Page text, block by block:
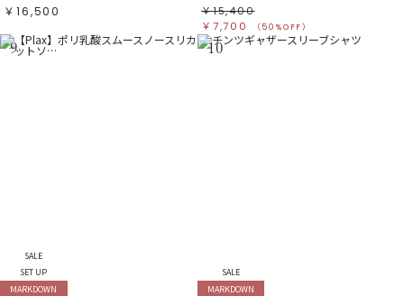
￥16,500
￥15,400
￥7,700
（50%OFF）
9
SALE
SET UP
MARKDOWN
10
SALE
MARKDOWN